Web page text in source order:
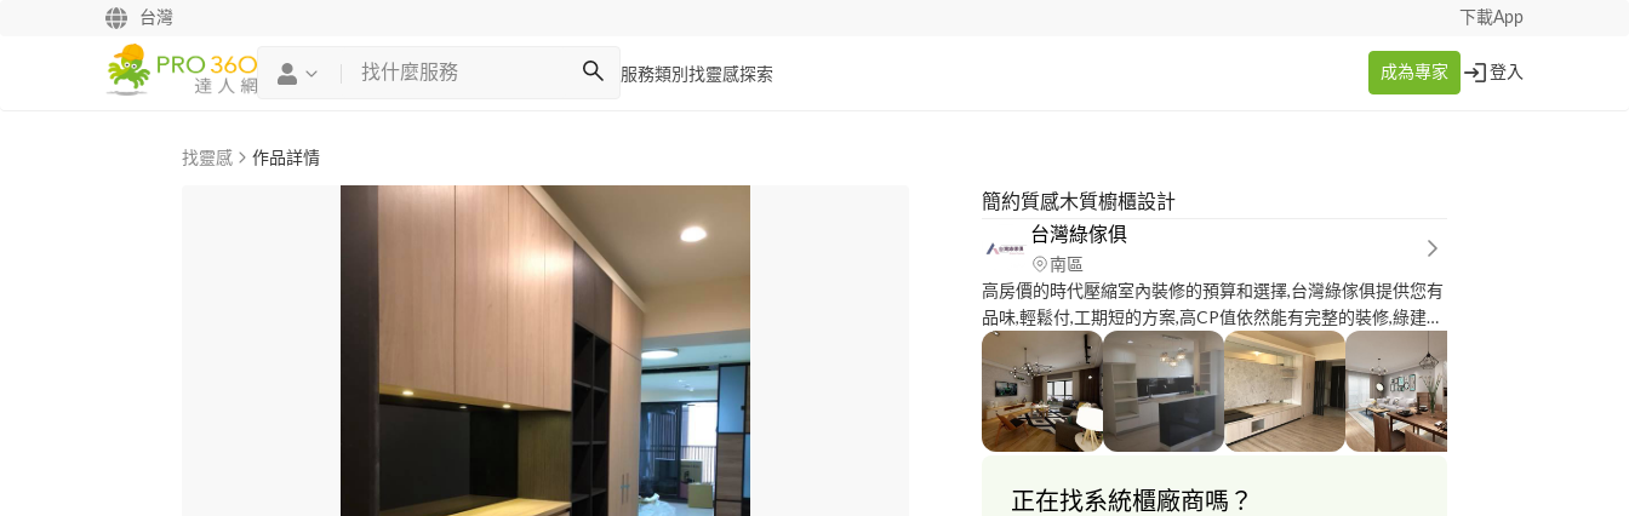
台灣 下載App
服務類別 找靈感探索 成為專家 登入
找靈感 作品詳情
簡約質感木質櫥櫃設計
台灣綠傢俱
南區
高房價的時代壓縮室內裝修的預算和選擇,台灣綠傢俱提供您有
品味,輕鬆付,工期短的方案,高CP值依然能有完整的裝修,綠建材
搭配低甲醛的定規系統櫃.**新成屋輕裝修** 兩房29萬8 ; 3房39
萬8起就能享受快意舒適的居家空間
正在找系統櫃廠商嗎？